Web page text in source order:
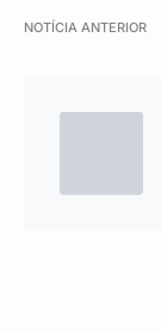
NOTÍCIA ANTERIOR